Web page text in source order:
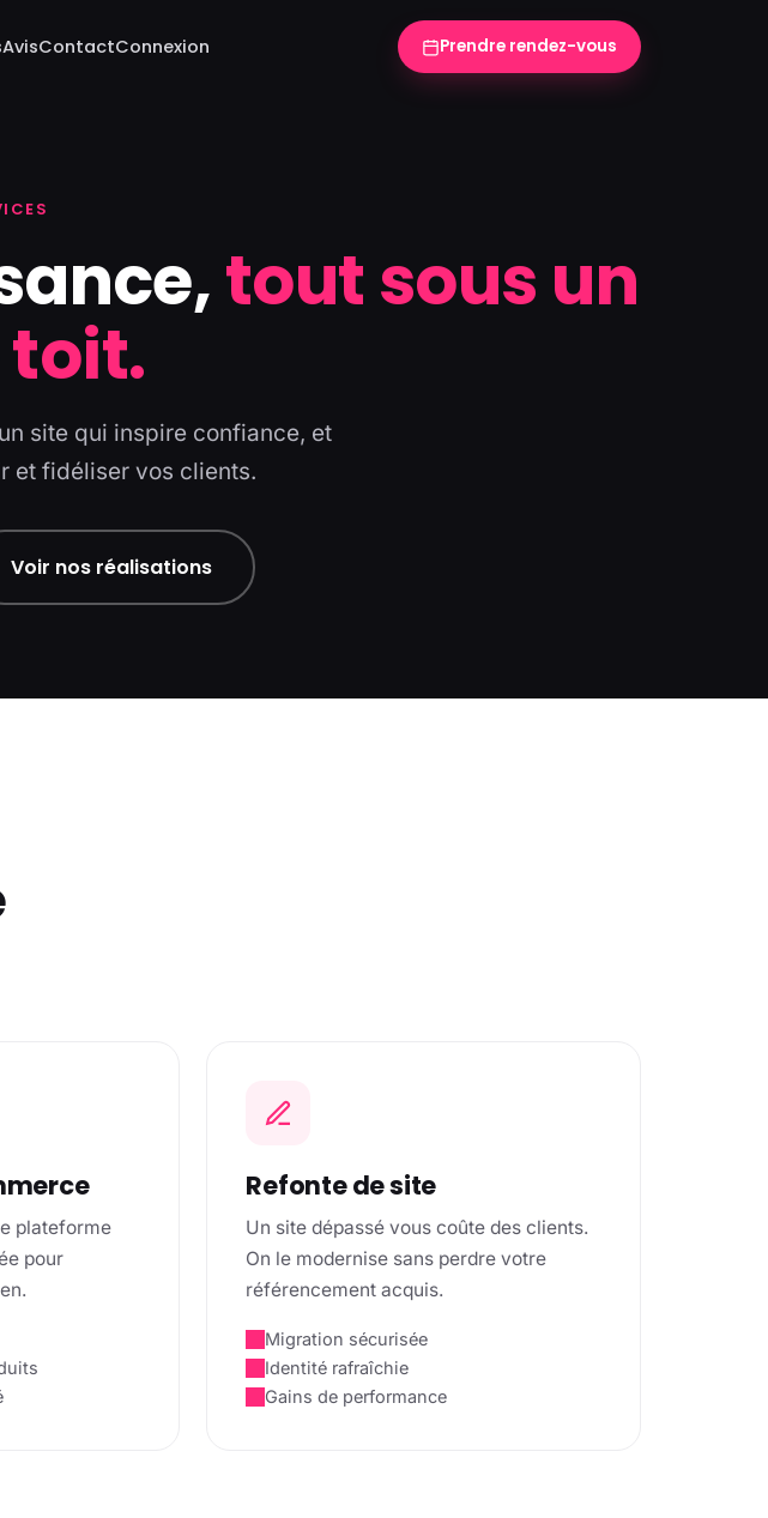
AvisContactConnexion Prendre rendez-vous
tout sous un
site qui inspire confiance, et
et fidéliser vos clients.
Voir nos réalisations
plateforme
pour
Refonte de site
Un site dépassé vous coûte des clients.
On le modernise sans perdre votre
référencement acquis.
Migration sécurisée
Identité rafraîchie
Gains de performance